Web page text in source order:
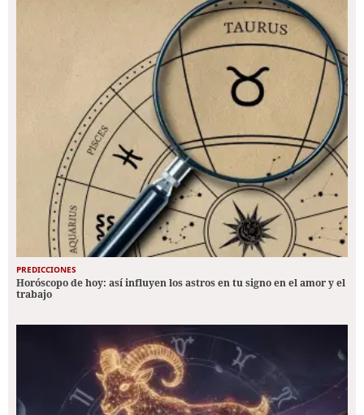
PREDICCIONES
Horóscopo de hoy: así influyen los astros en tu signo en el amor y el
trabajo